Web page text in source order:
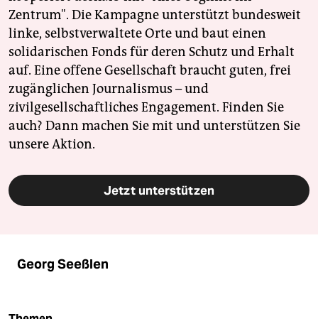
Zentrum". Die Kampagne unterstützt bundesweit
linke, selbstverwaltete Orte und baut einen
solidarischen Fonds für deren Schutz und Erhalt
auf. Eine offene Gesellschaft braucht guten, frei
zugänglichen Journalismus – und
zivilgesellschaftliches Engagement. Finden Sie
auch? Dann machen Sie mit und unterstützen Sie
unsere Aktion.
Jetzt unterstützen
Georg Seeßlen